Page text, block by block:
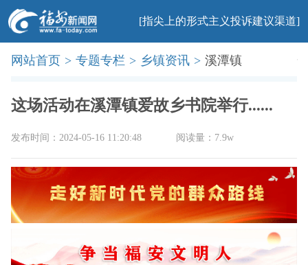
[指尖上的形式主义投诉建议渠道]
首页 新闻 社会 民生 法治 产业
教育
网站首页 > 专题专栏 > 乡镇资讯 > 溪潭镇
这场活动在溪潭镇爱故乡书院举行......
阅读量：7.9w
发布时间：2024-05-16 11:20:48